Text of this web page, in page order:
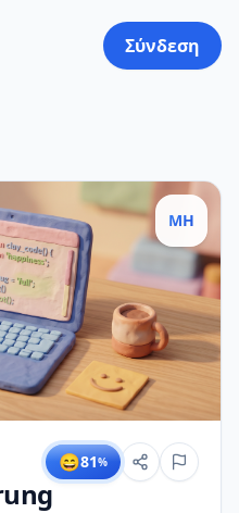
Σύνδεση
MH
😄81%